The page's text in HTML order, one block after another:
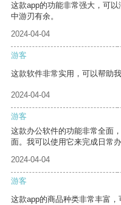
这款app的功能非常强大，可
中游刃有余。
2024-04-04
游客
这款软件非常实用，可以帮助
2024-04-04
游客
这款办公软件的功能非常全面
面。我可以使用它来完成日常
2024-04-04
游客
这款app的商品种类非常丰富，